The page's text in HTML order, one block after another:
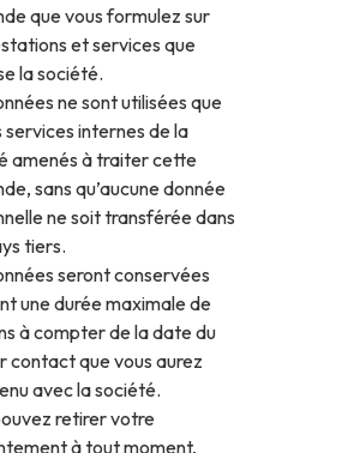
que vous formulez sur
et services que
la société.
ne sont utilisées que
services internes de la
amenés à traiter cette
sans qu’aucune donnée
ne soit transférée dans
tiers.
seront conservées
une durée maximale de
à compter de la date du
contact que vous aurez
avec la société.
retirer votre
à tout moment,